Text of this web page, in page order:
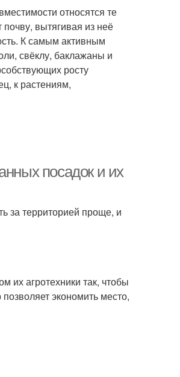
относятся те
вытягивая из неё
К самым активным
свёклу, баклажаны и
росту
к растениям,
посадок и их
за территорией проще, и
их агротехники так, чтобы
экономить место,